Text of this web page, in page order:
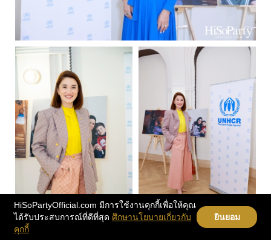
HiSoPartyOfficial.com มีการใช้งานคุกกี้เพื่อให้คุณ
ได้รับประสบการณ์ที่ดีที่สุด ศึกษานโยบายเกี่ยวกับ
คุกกี้
ยินยอม